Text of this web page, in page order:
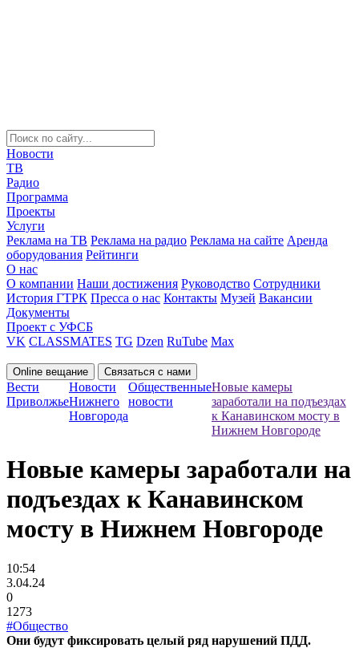
Новости
ТВ
Радио
Программа
Проекты
Услуги
Реклама на ТВ Реклама на радио Реклама на сайте Аренда
оборудования Рейтинги
О нас
О компании Наши достижения Руководство Сотрудники
История ГТРК Пресса о нас Контакты Музей Вакансии
Документы
Проект с УФСБ
VK CLASSMATES TG Dzen RuTube Max
Online вещание Связаться с нами
Вести
Приволжье
Новости
Нижнего
Новгорода
Общественные
новости
Новые камеры
заработали на подъездах
к Канавинском мосту в
Нижнем Новгороде
Новые камеры заработали на
подъездах к Канавинском
мосту в Нижнем Новгороде
10:54
3.04.24
0
1273
#Общество
Они будут фиксировать целый ряд нарушений ПДД.